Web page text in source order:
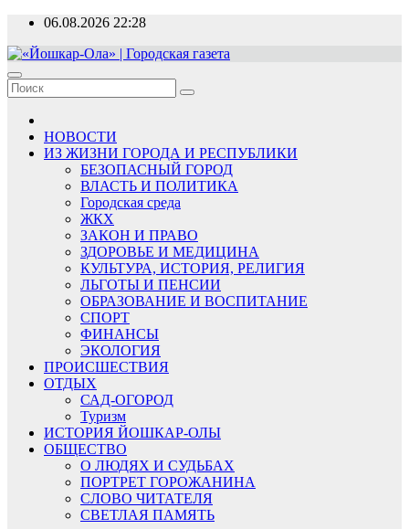
Перейти
содержимому
06.08.2026 22:28
«Йошкар-Ола» | Городская газета
Новости, события, люди
НОВОСТИ
ИЗ ЖИЗНИ ГОРОДА И РЕСПУБЛИКИ
БЕЗОПАСНЫЙ ГОРОД
ВЛАСТЬ И ПОЛИТИКА
Городская среда
ЖКХ
ЗАКОН И ПРАВО
ЗДОРОВЬЕ И МЕДИЦИНА
КУЛЬТУРА, ИСТОРИЯ, РЕЛИГИЯ
ЛЬГОТЫ И ПЕНСИИ
ОБРАЗОВАНИЕ И ВОСПИТАНИЕ
СПОРТ
ФИНАНСЫ
ЭКОЛОГИЯ
ПРОИСШЕСТВИЯ
ОТДЫХ
САД-ОГОРОД
Туризм
ИСТОРИЯ ЙОШКАР-ОЛЫ
ОБЩЕСТВО
О ЛЮДЯХ И СУДЬБАХ
ПОРТРЕТ ГОРОЖАНИНА
СЛОВО ЧИТАТЕЛЯ
СВЕТЛАЯ ПАМЯТЬ